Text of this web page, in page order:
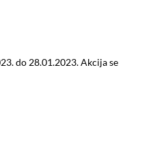
do 28.01.2023. Akcija se